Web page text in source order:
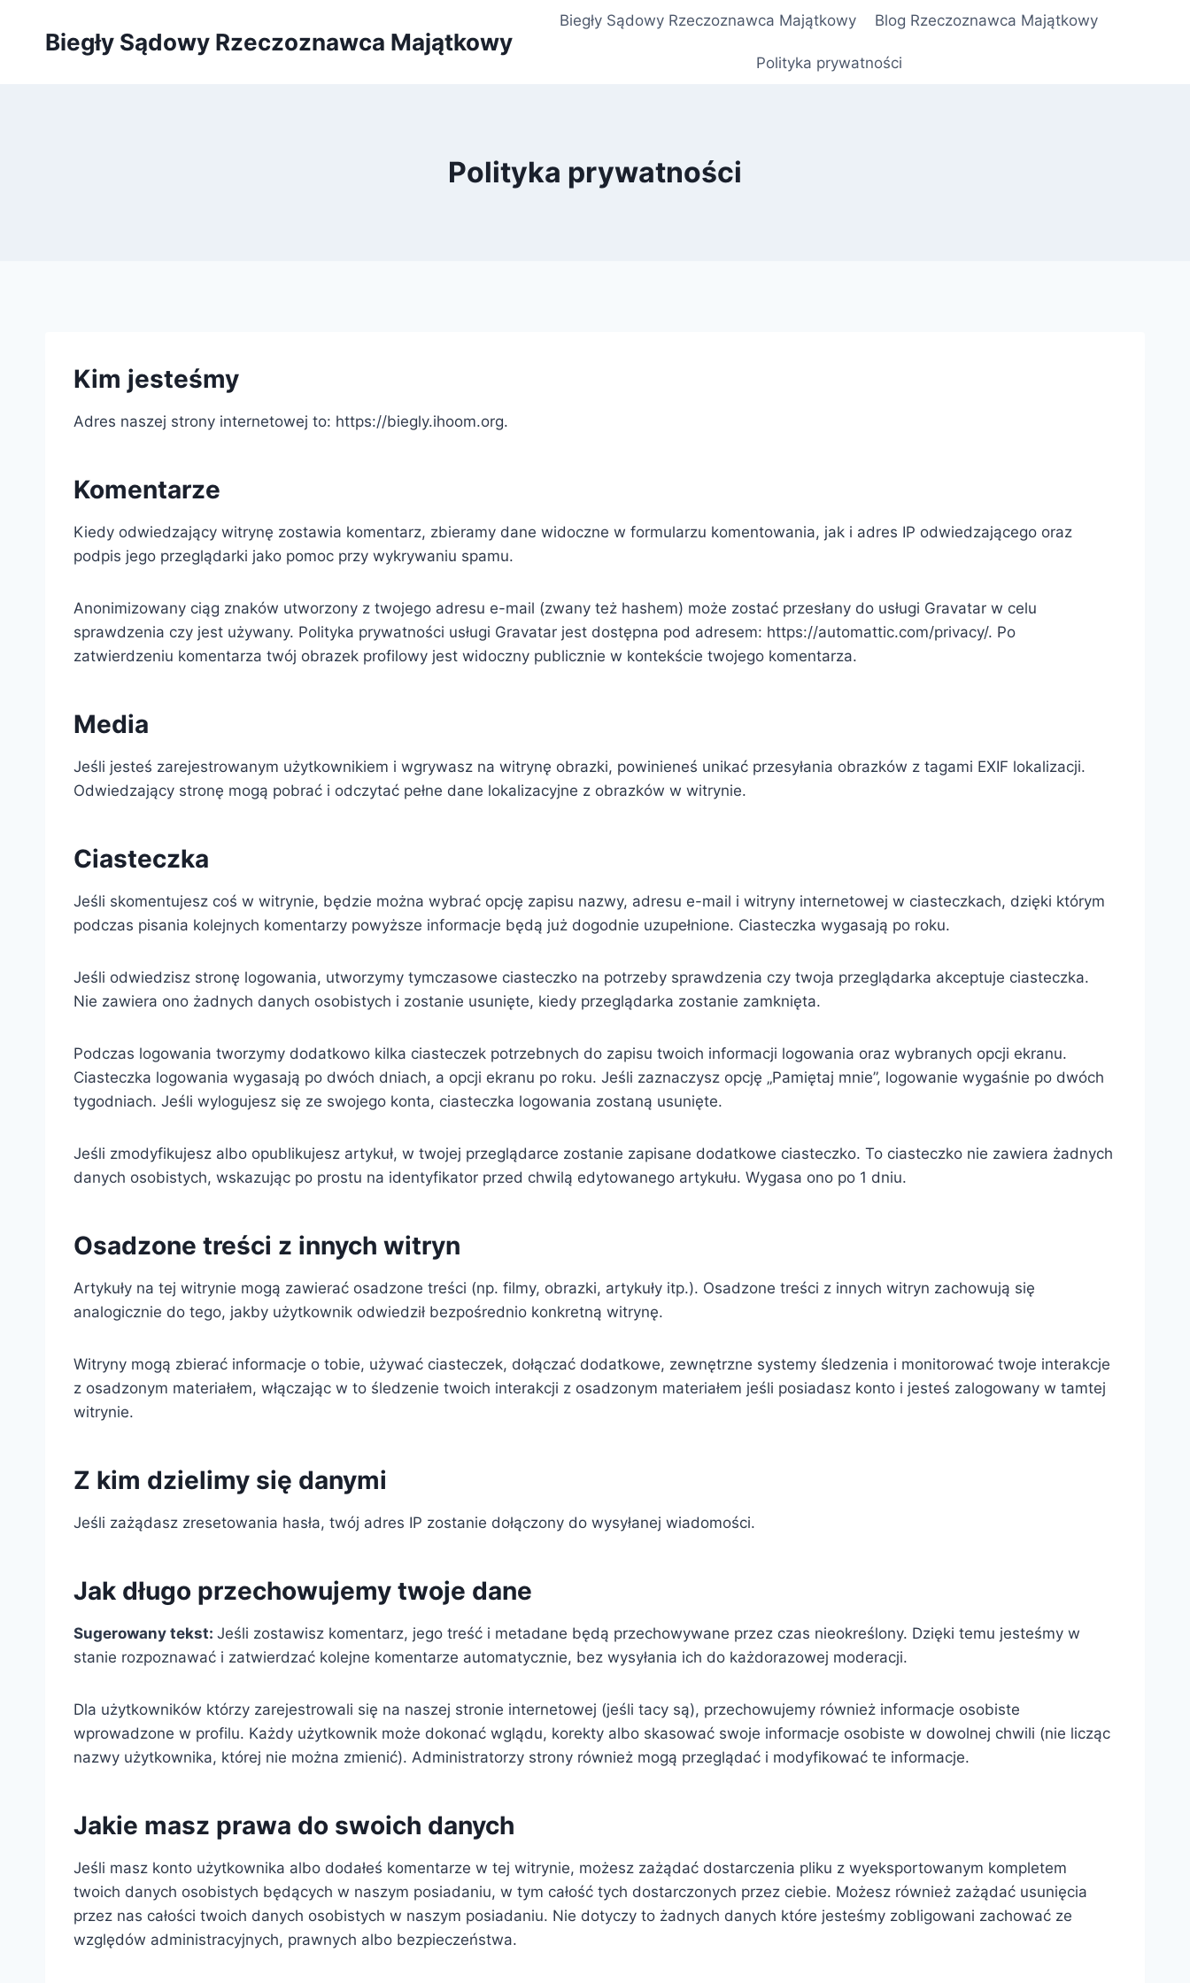
Biegły Sądowy Rzeczoznawca Majątkowy
Biegły Sądowy Rzeczoznawca Majątkowy Blog Rzeczoznawca Majątkowy
Polityka prywatności
Polityka prywatności
Kim jesteśmy
Adres naszej strony internetowej to: https://biegly.ihoom.org.
Komentarze
Kiedy odwiedzający witrynę zostawia komentarz, zbieramy dane widoczne w formularzu komentowania, jak i adres IP odwiedzającego oraz
podpis jego przeglądarki jako pomoc przy wykrywaniu spamu.
Anonimizowany ciąg znaków utworzony z twojego adresu e-mail (zwany też hashem) może zostać przesłany do usługi Gravatar w celu
sprawdzenia czy jest używany. Polityka prywatności usługi Gravatar jest dostępna pod adresem: https://automattic.com/privacy/. Po
zatwierdzeniu komentarza twój obrazek profilowy jest widoczny publicznie w kontekście twojego komentarza.
Media
Jeśli jesteś zarejestrowanym użytkownikiem i wgrywasz na witrynę obrazki, powinieneś unikać przesyłania obrazków z tagami EXIF lokalizacji.
Odwiedzający stronę mogą pobrać i odczytać pełne dane lokalizacyjne z obrazków w witrynie.
Ciasteczka
Jeśli skomentujesz coś w witrynie, będzie można wybrać opcję zapisu nazwy, adresu e-mail i witryny internetowej w ciasteczkach, dzięki którym
podczas pisania kolejnych komentarzy powyższe informacje będą już dogodnie uzupełnione. Ciasteczka wygasają po roku.
Jeśli odwiedzisz stronę logowania, utworzymy tymczasowe ciasteczko na potrzeby sprawdzenia czy twoja przeglądarka akceptuje ciasteczka.
Nie zawiera ono żadnych danych osobistych i zostanie usunięte, kiedy przeglądarka zostanie zamknięta.
Podczas logowania tworzymy dodatkowo kilka ciasteczek potrzebnych do zapisu twoich informacji logowania oraz wybranych opcji ekranu.
Ciasteczka logowania wygasają po dwóch dniach, a opcji ekranu po roku. Jeśli zaznaczysz opcję „Pamiętaj mnie”, logowanie wygaśnie po dwóch
tygodniach. Jeśli wylogujesz się ze swojego konta, ciasteczka logowania zostaną usunięte.
Jeśli zmodyfikujesz albo opublikujesz artykuł, w twojej przeglądarce zostanie zapisane dodatkowe ciasteczko. To ciasteczko nie zawiera żadnych
danych osobistych, wskazując po prostu na identyfikator przed chwilą edytowanego artykułu. Wygasa ono po 1 dniu.
Osadzone treści z innych witryn
Artykuły na tej witrynie mogą zawierać osadzone treści (np. filmy, obrazki, artykuły itp.). Osadzone treści z innych witryn zachowują się
analogicznie do tego, jakby użytkownik odwiedził bezpośrednio konkretną witrynę.
Witryny mogą zbierać informacje o tobie, używać ciasteczek, dołączać dodatkowe, zewnętrzne systemy śledzenia i monitorować twoje interakcje
z osadzonym materiałem, włączając w to śledzenie twoich interakcji z osadzonym materiałem jeśli posiadasz konto i jesteś zalogowany w tamtej
witrynie.
Z kim dzielimy się danymi
Jeśli zażądasz zresetowania hasła, twój adres IP zostanie dołączony do wysyłanej wiadomości.
Jak długo przechowujemy twoje dane
Sugerowany tekst: Jeśli zostawisz komentarz, jego treść i metadane będą przechowywane przez czas nieokreślony. Dzięki temu jesteśmy w
stanie rozpoznawać i zatwierdzać kolejne komentarze automatycznie, bez wysyłania ich do każdorazowej moderacji.
Dla użytkowników którzy zarejestrowali się na naszej stronie internetowej (jeśli tacy są), przechowujemy również informacje osobiste
wprowadzone w profilu. Każdy użytkownik może dokonać wglądu, korekty albo skasować swoje informacje osobiste w dowolnej chwili (nie licząc
nazwy użytkownika, której nie można zmienić). Administratorzy strony również mogą przeglądać i modyfikować te informacje.
Jakie masz prawa do swoich danych
Jeśli masz konto użytkownika albo dodałeś komentarze w tej witrynie, możesz zażądać dostarczenia pliku z wyeksportowanym kompletem
twoich danych osobistych będących w naszym posiadaniu, w tym całość tych dostarczonych przez ciebie. Możesz również zażądać usunięcia
przez nas całości twoich danych osobistych w naszym posiadaniu. Nie dotyczy to żadnych danych które jesteśmy zobligowani zachować ze
względów administracyjnych, prawnych albo bezpieczeństwa.